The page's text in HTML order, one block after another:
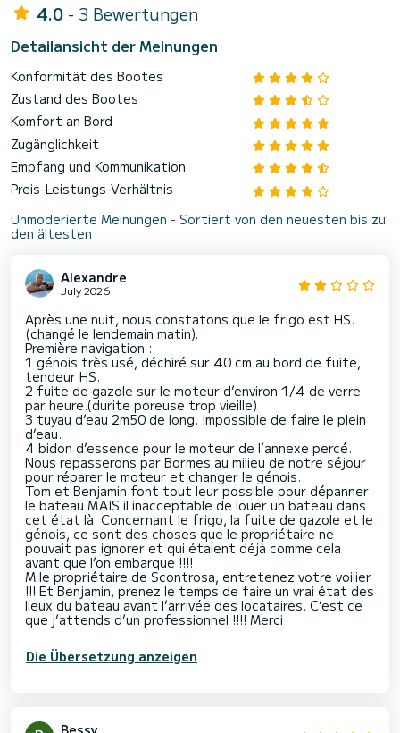
4.0 - 3 Bewertungen
Detailansicht der Meinungen
Konformität des Bootes
Zustand des Bootes
Komfort an Bord
Zugänglichkeit
Empfang und Kommunikation
Preis-Leistungs-Verhältnis
Unmoderierte Meinungen - Sortiert von den neuesten bis zu
den ältesten
Alexandre
July 2026
Après une nuit, nous constatons que le frigo est HS.
(changé le lendemain matin).
Première navigation :
1 génois très usé, déchiré sur 40 cm au bord de fuite,
tendeur HS.
2 fuite de gazole sur le moteur d’environ 1/4 de verre
par heure.(durite poreuse trop vieille)
3 tuyau d’eau 2m50 de long. Impossible de faire le plein
d’eau.
4 bidon d’essence pour le moteur de l’annexe percé.
Nous repasserons par Bormes au milieu de notre séjour
pour réparer le moteur et changer le génois.
Tom et Benjamin font tout leur possible pour dépanner
le bateau MAIS il inacceptable de louer un bateau dans
cet état là. Concernant le frigo, la fuite de gazole et le
génois, ce sont des choses que le propriétaire ne
pouvait pas ignorer et qui étaient déjà comme cela
avant que l’on embarque !!!!
M le propriétaire de Scontrosa, entretenez votre voilier
!!! Et Benjamin, prenez le temps de faire un vrai état des
lieux du bateau avant l’arrivée des locataires. C’est ce
que j’attends d’un professionnel !!!! Merci
Die Übersetzung anzeigen
Bessy